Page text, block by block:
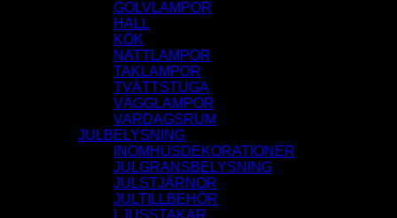
GOLVLAMPOR
HALL
KÖK
NATTLAMPOR
TAKLAMPOR
TVÄTTSTUGA
VÄGGLAMPOR
VARDAGSRUM
JULBELYSNING
INOMHUSDEKORATIONER
JULGRANSBELYSNING
JULSTJÄRNOR
JULTILLBEHÖR